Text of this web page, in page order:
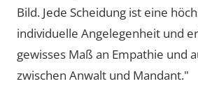
Bild. Jede Scheidung ist eine
individuelle Angelegenheit und
gewisses Maß an Empathie und
zwischen Anwalt und Mandant."